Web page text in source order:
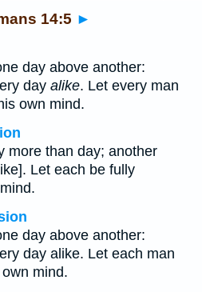
14:5 ►
day above another:
day alike. Let every man
own mind.
more than day; another
Let each be fully
day above another:
day alike. Let each man
mind.